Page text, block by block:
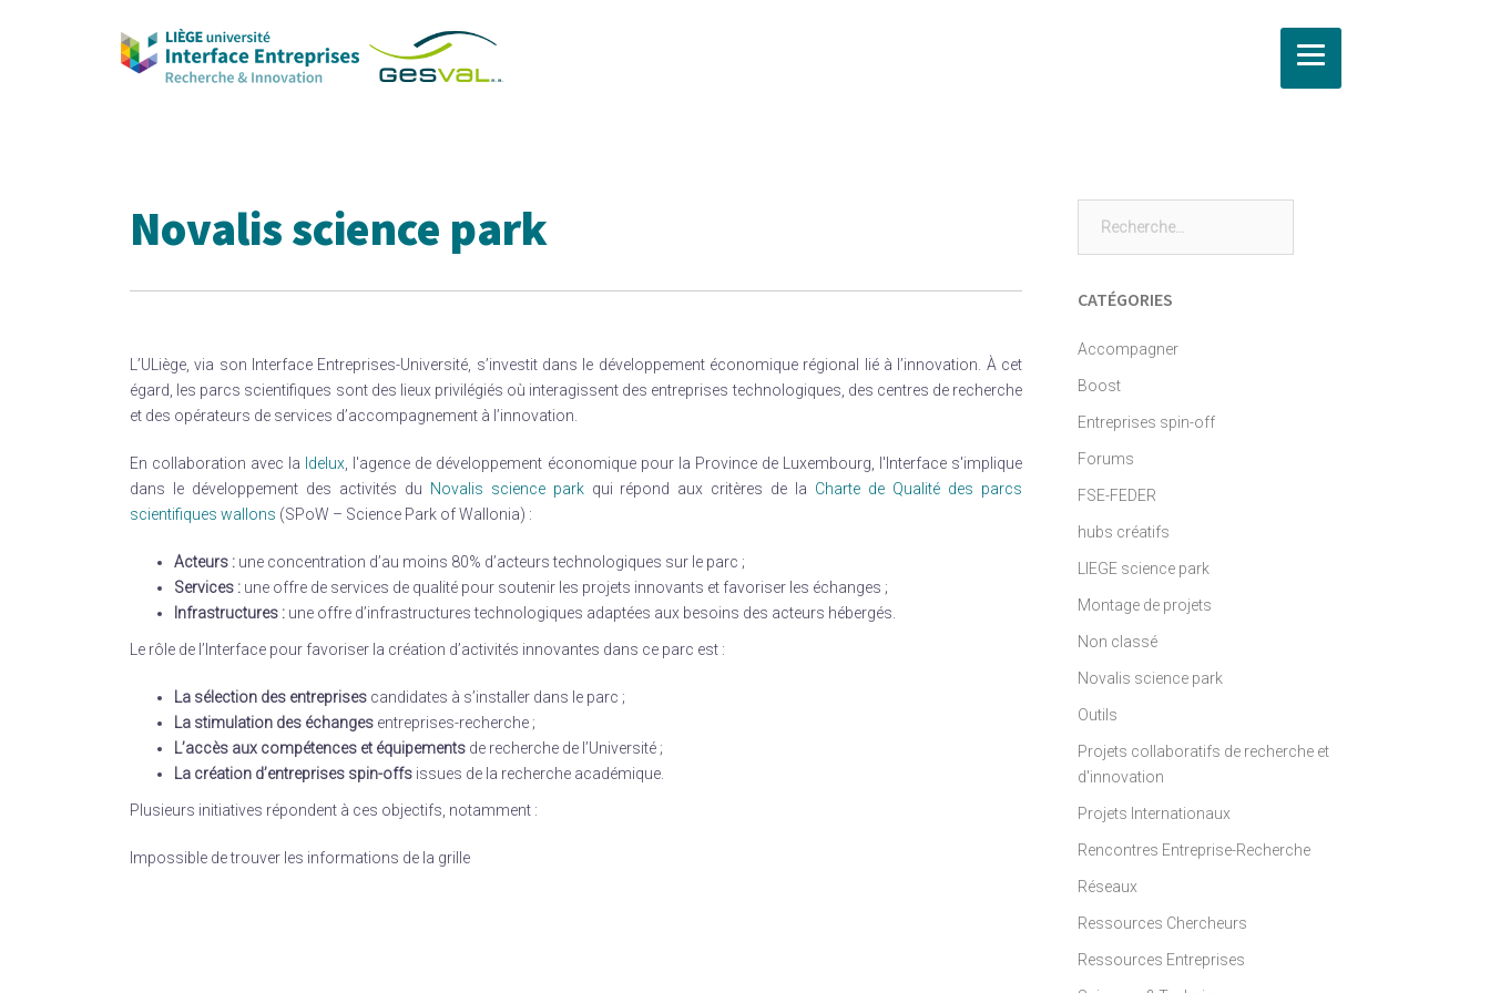
Novalis science park
L’ULiège, via son Interface Entreprises-Université, s’investit dans le développement économique régional lié à l’innovation. À cet
égard, les parcs scientifiques sont des lieux privilégiés où interagissent des entreprises technologiques, des centres de recherche
et des opérateurs de services d’accompagnement à l’innovation.
En collaboration avec la Idelux , l'agence de développement économique pour la Province de Luxembourg, l'Interface s'implique
dans le développement des activités du
Novalis science park qui répond aux critères de la Charte de Qualité des parcs
scientifiques wallons (SPoW – Science Park of Wallonia) :
Acteurs : une concentration d’au moins 80% d’acteurs technologiques sur le parc ;
Services : une offre de services de qualité pour soutenir les projets innovants et favoriser les échanges ;
Infrastructures : une offre d’infrastructures technologiques adaptées aux besoins des acteurs hébergés.
Le rôle de l’Interface pour favoriser la création d’activités innovantes dans ce parc est :
La sélection des entreprises candidates à s’installer dans le parc ;
La stimulation des échanges entreprises-recherche ;
L’accès aux compétences et équipements de recherche de l’Université ;
La création d’entreprises spin-offs issues de la recherche académique.
Plusieurs initiatives répondent à ces objectifs, notamment :
Impossible de trouver les informations de la grille
CATÉGORIES
Accompagner
Boost
Entreprises spin-off
Forums
FSE-FEDER
hubs créatifs
LIEGE science park
Montage de projets
Non classé
Novalis science park
Outils
Projets collaboratifs de recherche et
d'innovation
Projets Internationaux
Rencontres Entreprise-Recherche
Réseaux
Ressources Chercheurs
Ressources Entreprises